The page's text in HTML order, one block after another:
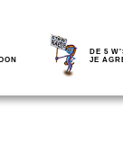
DE 5
JE